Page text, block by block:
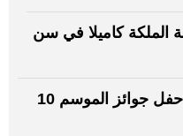
الملكة كاميلا في سن
«رابطة المحترفين» تنظم حفل جوائز الموسم 10